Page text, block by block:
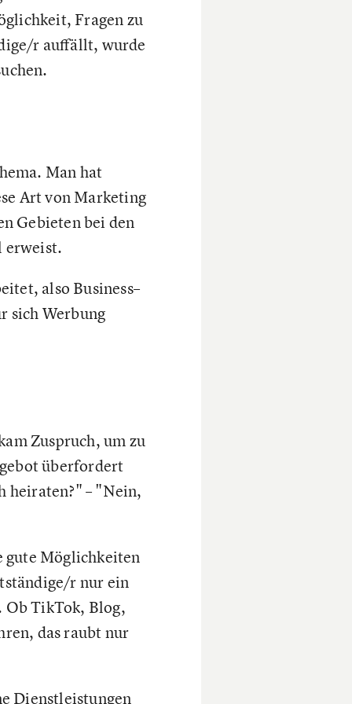
Fragen zu
r auffällt, wurde
Man hat
Art von Marketing
Gebieten bei den
erweist.
also Business–
sich Werbung
Zuspruch, um zu
überfordert
heiraten?" – "Nein,
gute Möglichkeiten
r nur ein
Ob TikTok, Blog,
das raubt nur
Dienstleistungen